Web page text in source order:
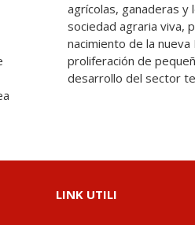
desarrollo del sector
LINK UTILI